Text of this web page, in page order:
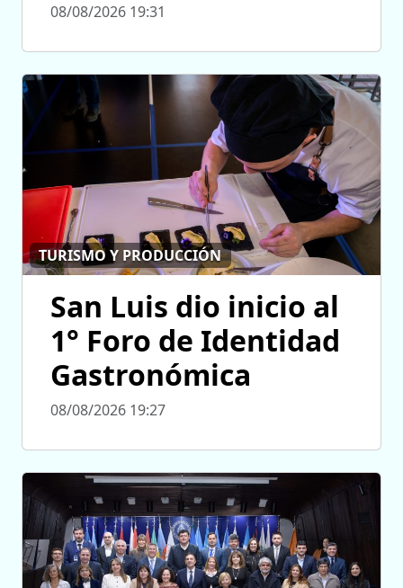
08/08/2026 19:31
TURISMO Y PRODUCCIÓN
San Luis dio inicio al
1° Foro de Identidad
Gastronómica
08/08/2026 19:27